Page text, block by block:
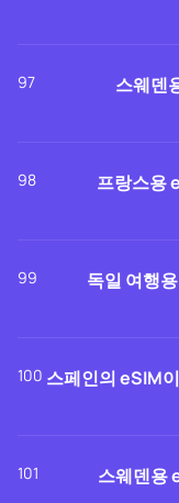
97 스웨덴
98 프랑스용
99 독일 여행
100 스페인의 eSIM
101 스웨덴용